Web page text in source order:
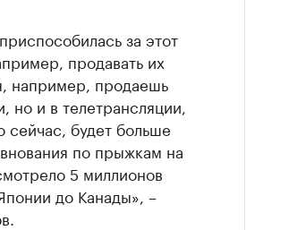
за этот
продавать их
например, продаешь
но и в телетрансляции,
сейчас, будет больше
по прыжкам на
5 миллионов
до Канады», –